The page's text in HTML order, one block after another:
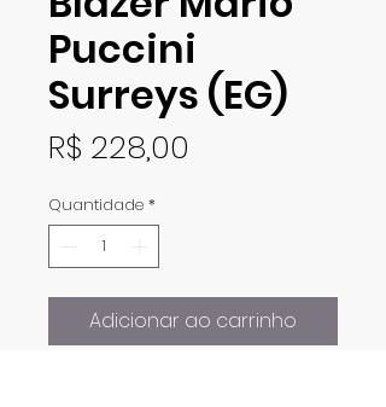
Puccini
Surreys (EG)
R$ 228,00
Quantidade *
Adicionar ao carrinho